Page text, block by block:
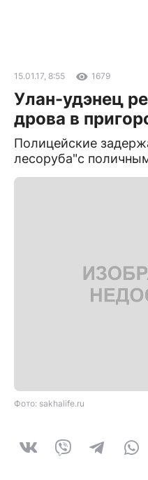
15.01.17, 8:55 1679
Улан-удэнец
дрова в
Полицейские
лесоруба"с
Фото: sakhalife.ru